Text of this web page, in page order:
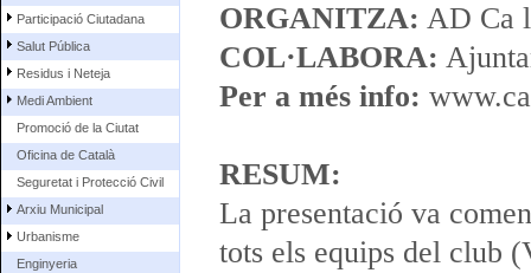
Participació Ciutadana
Salut Pública
Residus i Neteja
Medi Ambient
Promoció de la Ciutat
Oficina de Català
Seguretat i Protecció Civil
Arxiu Municipal
Urbanisme
Enginyeria
ORGANITZA: AD Ca
COL·LABORA:
Per a més info:
RESUM:
La presentació va
tots els equips del club